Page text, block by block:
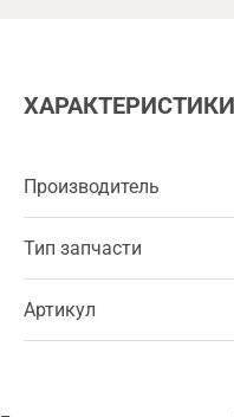
ХАРАКТЕРИСТИКИ
Производитель
Тип запчасти
Артикул